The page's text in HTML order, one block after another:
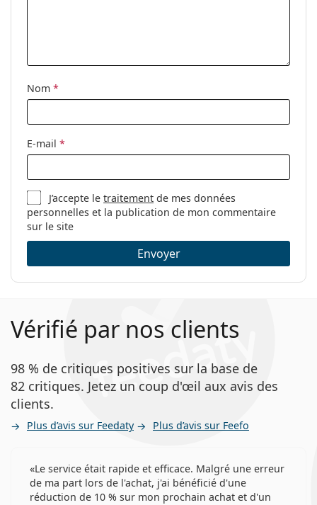
Autres
Sexe:
Marque:
Nom *
E-mail *
J’accepte letraitement de mes données
personnelles et la publication de mon commentaire
sur le site
Envoyer
Vérifié par nos clients
98 % de critiques positives sur la base de
82 critiques. Jetez un coup d'œil aux avis des
clients.
Plus d’avis sur Feedaty Plus d’avis sur Feefo
Le service était rapide et efficace. Malgré une erreur
de ma part lors de l'achat, j'ai bénéficié d'une
réduction de 10 % sur mon prochain achat et d'un